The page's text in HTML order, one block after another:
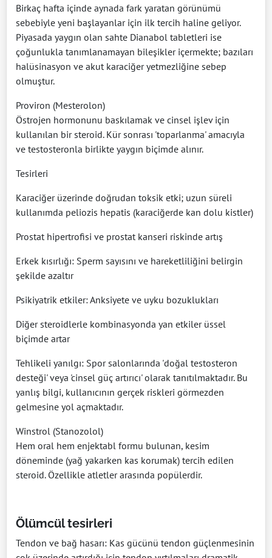
Birkaç hafta içinde aynada fark yaratan görünümü
sebebiyle yeni başlayanlar için ilk tercih haline geliyor.
Piyasada yaygın olan sahte Dianabol tabletleri ise
çoğunlukla tanımlanamayan bileşikler içermekte; bazıları
halüsinasyon ve akut karaciğer yetmezliğine sebep
olmuştur.
Proviron (Mesterolon)
Östrojen hormonunu baskılamak ve cinsel işlev için
kullanılan bir steroid. Kür sonrası 'toparlanma' amacıyla
ve testosteronla birlikte yaygın biçimde alınır.
Tesirleri
Karaciğer üzerinde doğrudan toksik etki; uzun süreli
kullanımda peliozis hepatis (karaciğerde kan dolu kistler)
Prostat hipertrofisi ve prostat kanseri riskinde artış
Erkek kısırlığı: Sperm sayısını ve hareketliliğini belirgin
şekilde azaltır
Psikiyatrik etkiler: Anksiyete ve uyku bozuklukları
Diğer steroidlerle kombinasyonda yan etkiler üssel
biçimde artar
Tehlikeli yanılgı: Spor salonlarında 'doğal testosteron
desteği' veya 'cinsel güç artırıcı' olarak tanıtılmaktadır. Bu
yanlış bilgi, kullanıcının gerçek riskleri görmezden
gelmesine yol açmaktadır.
Winstrol (Stanozolol)
Hem oral hem enjektabl formu bulunan, kesim
döneminde (yağ yakarken kas korumak) tercih edilen
steroid. Özellikle atletler arasında popülerdir.
Ölümcül tesirleri
Tendon ve bağ hasarı: Kas gücünü tendon güçlenmesinin